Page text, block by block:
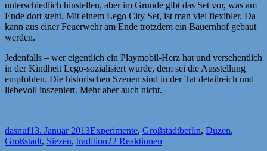
unterschiedlich hinstellen, aber im Grunde gibt das Set vor, was am
Ende dort steht. Mit einem Lego City Set, ist man viel flexibler. Da
kann aus einer Feuerwehr am Ende trotzdem ein Bauernhof gebaut
werden.
Jedenfalls – wer eigentlich ein Playmobil-Herz hat und versehentlich
in der Kindheit Lego-sozialisiert wurde, dem sei die Ausstellung
empfohlen. Die historischen Szenen sind in der Tat detailreich und
liebevoll inszeniert. Mehr aber auch nicht.
Autor
dasnufVeröffentlicht
am
13. Januar 2013Kategorien
Experimente, GroßstadtSchlagwörter
berlin, Duzen,
Großstadt, Siezen, tradition22 Reaktionen